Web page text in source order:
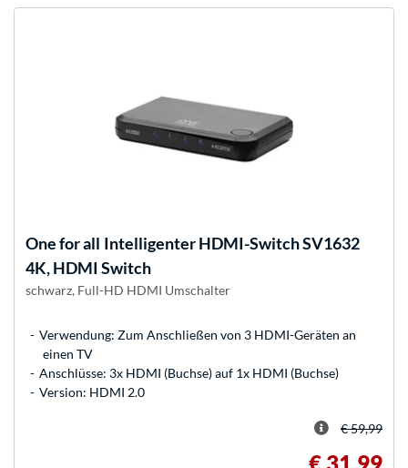
One for all Intelligenter HDMI-Switch SV1632
4K, HDMI Switch
schwarz, Full-HD HDMI Umschalter
Verwendung: Zum Anschließen von 3 HDMI-Geräten an
einen TV
Anschlüsse: 3x HDMI (Buchse) auf 1x HDMI (Buchse)
Version: HDMI 2.0
€ 59,99